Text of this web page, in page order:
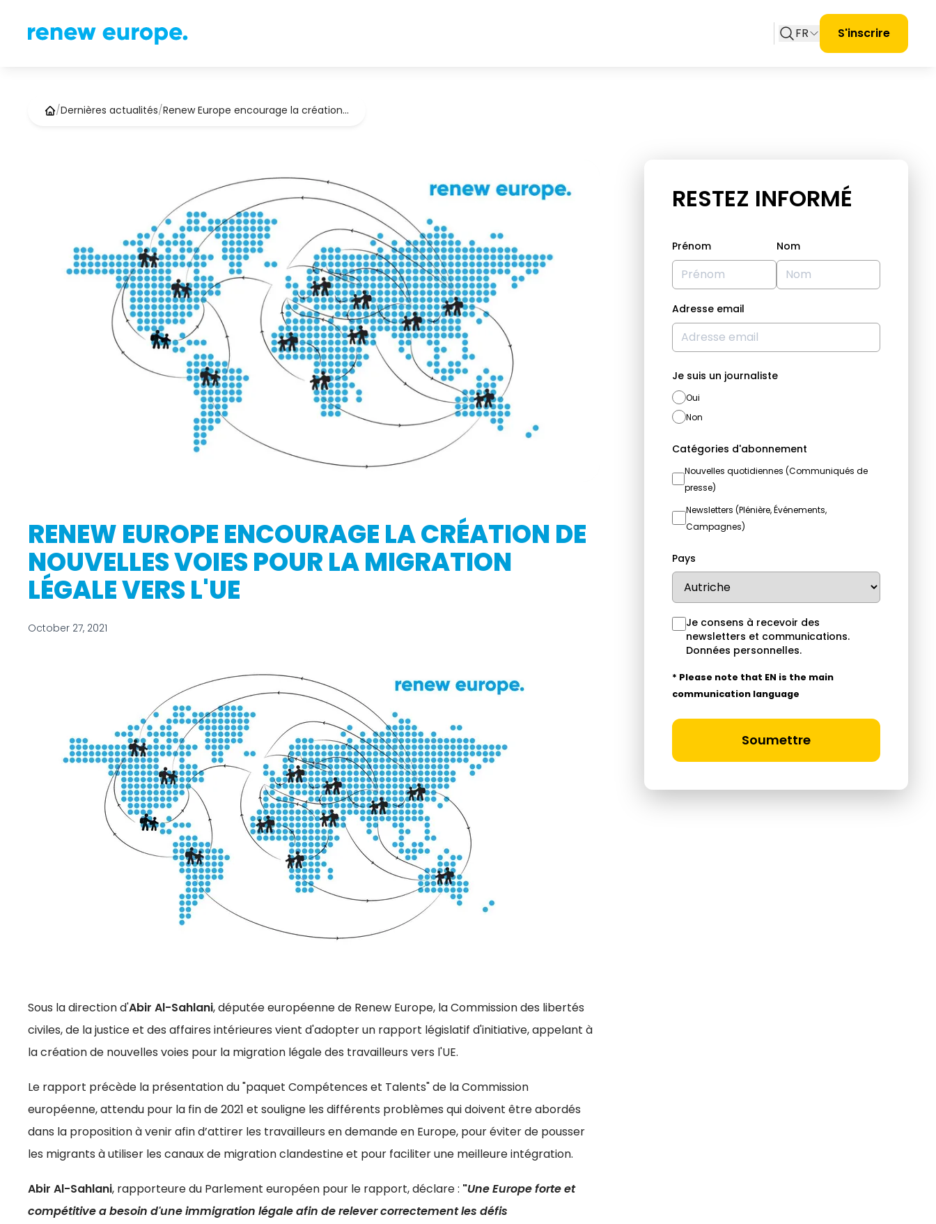
FR S'inscrire
/Dernières actualités/Renew Europe encourage la création…
RENEW EUROPE ENCOURAGE LA CRÉATION DE
NOUVELLES VOIES POUR LA MIGRATION
LÉGALE VERS L'UE
October 27, 2021
Sous la direction d'Abir Al-Sahlani, députée européenne de Renew Europe, la Commission des libertés
civiles, de la justice et des affaires intérieures vient d'adopter un rapport législatif d'initiative, appelant à
la création de nouvelles voies pour la migration légale des travailleurs vers l'UE.
Le rapport précède la présentation du "paquet Compétences et Talents" de la Commission
européenne, attendu pour la fin de 2021 et souligne les différents problèmes qui doivent être abordés
dans la proposition à venir afin d’attirer les travailleurs en demande en Europe, pour éviter de pousser
les migrants à utiliser les canaux de migration clandestine et pour faciliter une meilleure intégration.
Abir Al-Sahlani, rapporteure du Parlement européen pour le rapport, déclare : "Une Europe forte et
compétitive a besoin d'une immigration légale afin de relever correctement les défis
RESTEZ INFORMÉ
Prénom Nom
Adresse email
Je suis un journaliste
Oui
Non
Catégories d'abonnement
Nouvelles quotidiennes (Communiqués de
presse)
Newsletters (Plénière, Événements,
Campagnes)
Pays
Je consens à recevoir des
newsletters et communications.
Données personnelles.
* Please note that EN is the main
communication language
Soumettre